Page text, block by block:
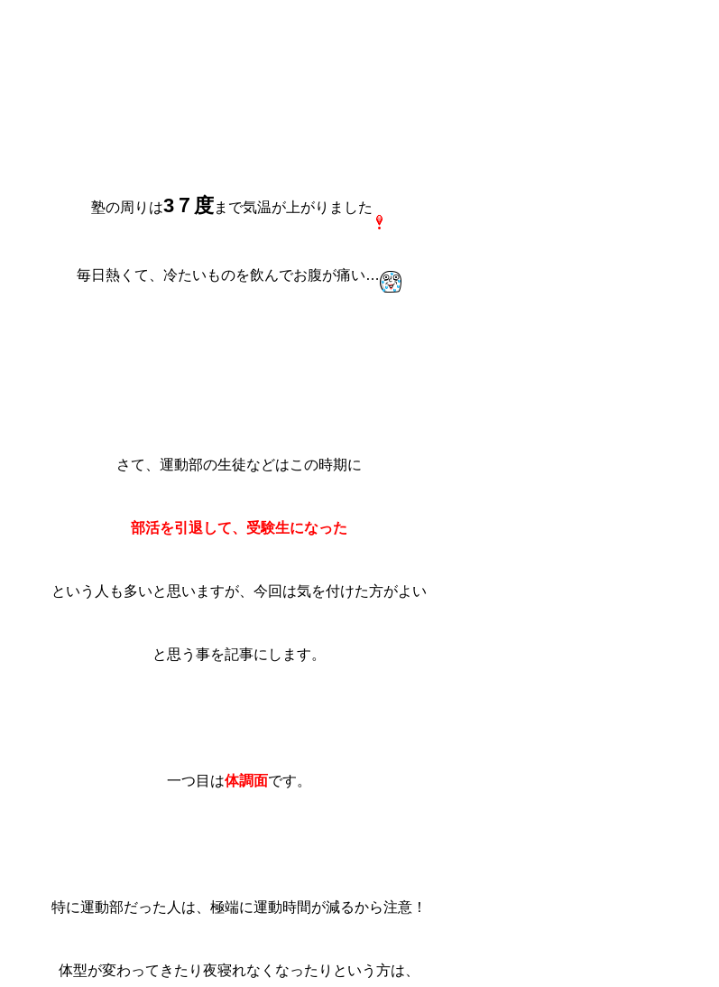
塾の周りは3７度まで気温が上がりました
毎日熱くて、冷たいものを飲んでお腹が痛い…
さて、運動部の生徒などはこの時期に
部活を引退して、受験生になった
という人も多いと思いますが、今回は気を付けた方がよい
と思う事を記事にします。
一つ目は体調面です。
特に運動部だった人は、極端に運動時間が減るから注意！
体型が変わってきたり夜寝れなくなったりという方は、